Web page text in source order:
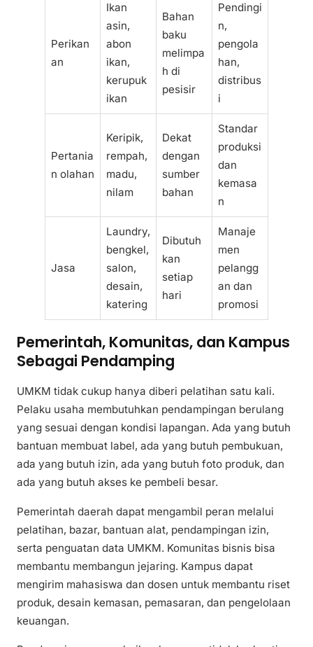
Perikan
an
Ikan
asin,
abon
ikan,
kerupuk
ikan
Bahan
baku
melimpa
h di
pesisir
Pendingi
n,
pengola
han,
distribus
i
Pertania
n olahan
Keripik,
rempah,
madu,
nilam
Dekat
dengan
sumber
bahan
Standar
produksi
dan
kemasa
n
Jasa
Laundry,
bengkel,
salon,
desain,
katering
Dibutuh
kan
setiap
hari
Manaje
men
pelangg
an dan
promosi
Pemerintah, Komunitas, dan Kampus
Sebagai Pendamping
UMKM tidak cukup hanya diberi pelatihan satu kali.
Pelaku usaha membutuhkan pendampingan berulang
yang sesuai dengan kondisi lapangan. Ada yang butuh
bantuan membuat label, ada yang butuh pembukuan,
ada yang butuh izin, ada yang butuh foto produk, dan
ada yang butuh akses ke pembeli besar.
Pemerintah daerah dapat mengambil peran melalui
pelatihan, bazar, bantuan alat, pendampingan izin,
serta penguatan data UMKM. Komunitas bisnis bisa
membantu membangun jejaring. Kampus dapat
mengirim mahasiswa dan dosen untuk membantu riset
produk, desain kemasan, pemasaran, dan pengelolaan
keuangan.